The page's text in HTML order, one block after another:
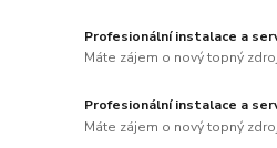
Profesionální instalace a
Máte zájem o nový topný
Profesionální instalace a
Máte zájem o nový topný